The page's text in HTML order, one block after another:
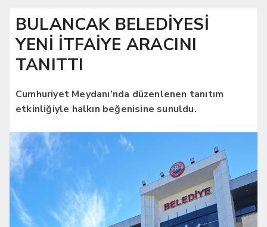
BULANCAK BELEDİYESİ
YENİ İTFAİYE ARACINI
TANITTI
Cumhuriyet Meydanı’nda düzenlenen tanıtım
etkinliğiyle halkın beğenisine sunuldu.